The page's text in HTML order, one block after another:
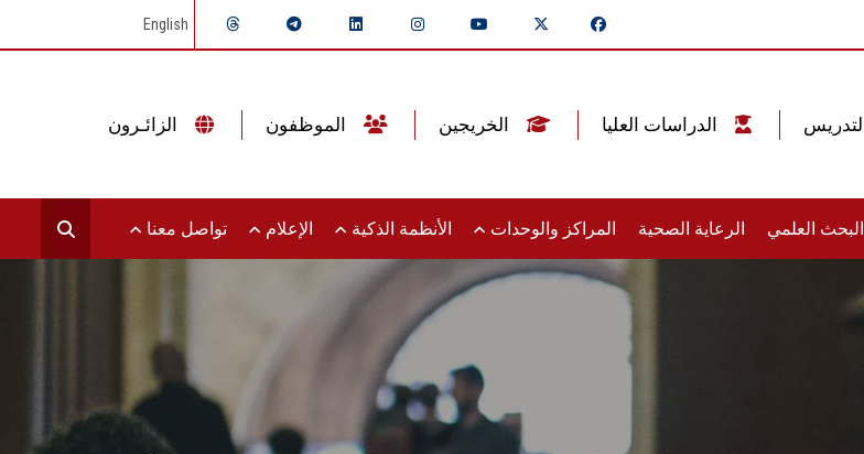
English
البحث العلمي الرعاية الصحية المراكز والوحدات الأنظمة الذكية الإعلام تواصل معنا